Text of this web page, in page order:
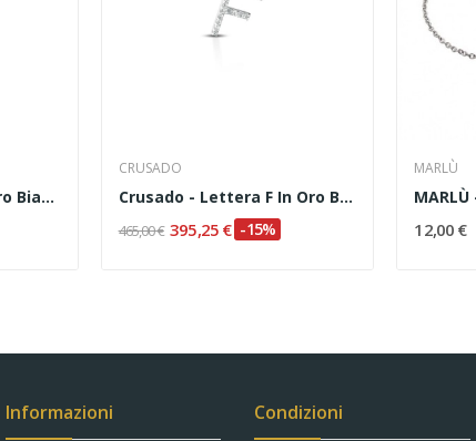
Crusado - Iniziale In Oro Bianco E Diamanti
CRUSADO
Crusado - Lettera F In Oro Bianco E Diamanti
465,00 € 395,25 € -15%
MARLÙ
12,00 €
Informazioni Condizioni